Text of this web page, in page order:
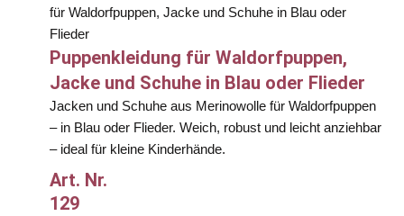
für Waldorfpuppen, Jacke und Schuhe in Blau oder
Flieder
Puppenkleidung für Waldorfpuppen,
Jacke und Schuhe in Blau oder Flieder
Jacken und Schuhe aus Merinowolle für Waldorfpuppen
– in Blau oder Flieder. Weich, robust und leicht anziehbar
– ideal für kleine Kinderhände.
Art. Nr.
129